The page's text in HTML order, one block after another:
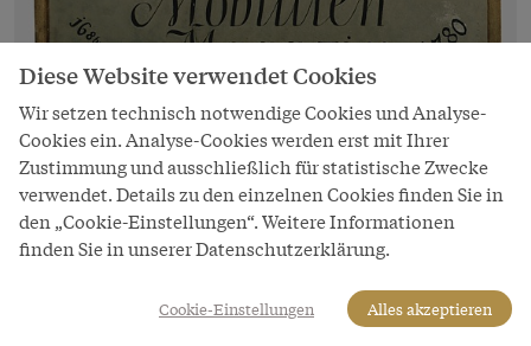
Bild
Schild mit Aufschrift: "Kayserlich
Königliches Mobillien Magazin – 16. 8bre
1780"
Copyright
Diese Website verwendet Cookies
Wir setzen technisch notwendige Cookies und Analyse-
Cookies ein. Analyse-Cookies werden erst mit Ihrer
Zustimmung und ausschließlich für statistische Zwecke
verwendet. Details zu den einzelnen Cookies finden Sie in
den „Cookie-Einstellungen“. Weitere Informationen
finden Sie in unserer Datenschutzerklärung.
Cookie-Einstellungen Alles akzeptieren